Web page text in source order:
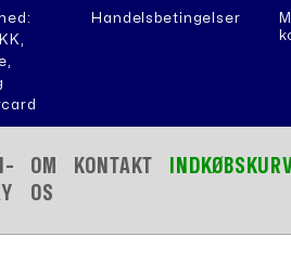
Handelsbetingelser
OM
OS
KONTAKT